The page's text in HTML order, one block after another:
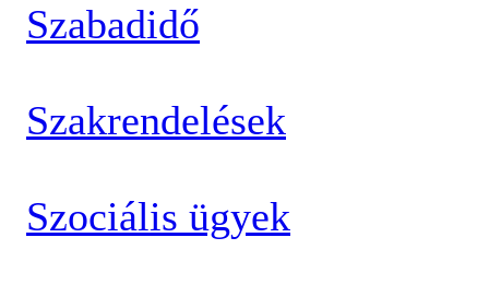
Szabadidő
Szakrendelések
Szociális ügyek